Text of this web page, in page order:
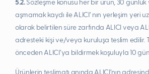
5.2.Sözleşme konusu her bir ürün, 30 günlük
aşmamak kaydı ile ALICI’ nın yerleşim yeri
olarak belirtilen süre zarfında ALICI veya
adresteki kişi ve/veya kuruluşa teslim edilir.
önceden ALICI’ya bildirmek koşuluyla 10